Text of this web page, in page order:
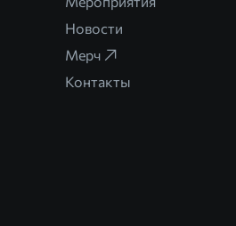
Новости
Мерч
Контакты